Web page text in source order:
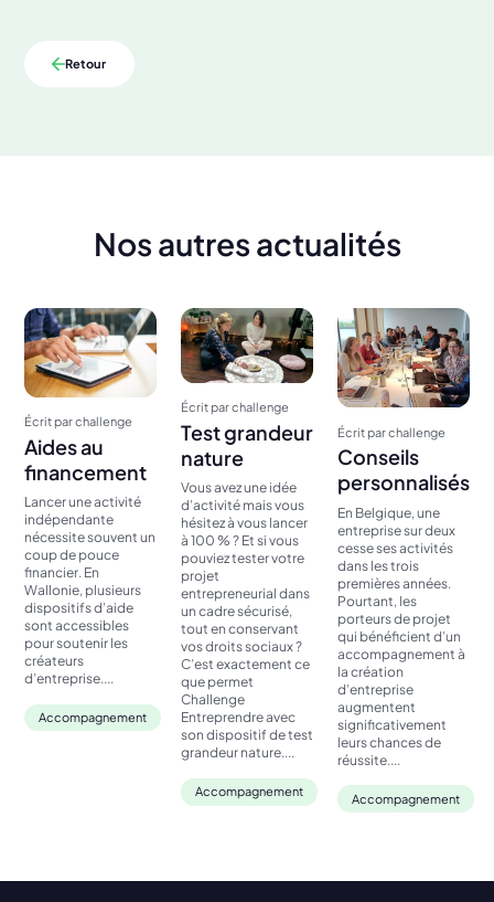
Retour
Nos autres actualités
Écrit par challenge
Aides au
financement
Lancer une activité
indépendante
nécessite souvent un
coup de pouce
financier. En
Wallonie, plusieurs
dispositifs d’aide
sont accessibles
pour soutenir les
créateurs
d’entreprise....
Accompagnement
Écrit par challenge
Test grandeur
nature
Vous avez une idée
d’activité mais vous
hésitez à vous lancer
à 100 % ? Et si vous
pouviez tester votre
projet
entrepreneurial dans
un cadre sécurisé,
tout en conservant
vos droits sociaux ?
C’est exactement ce
que permet
Challenge
Entreprendre avec
son dispositif de test
grandeur nature....
Accompagnement
Écrit par challenge
Conseils
personnalisés
En Belgique, une
entreprise sur deux
cesse ses activités
dans les trois
premières années.
Pourtant, les
porteurs de projet
qui bénéficient d’un
accompagnement à
la création
d’entreprise
augmentent
significativement
leurs chances de
réussite....
Accompagnement